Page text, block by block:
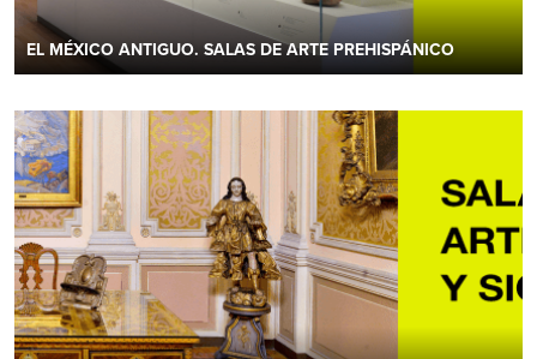
EL MÉXICO ANTIGUO. SALAS DE ARTE PREHISPÁNICO